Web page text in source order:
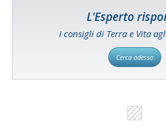
L'Esperto
I consigli di Terra e Vita
Cerca adesso